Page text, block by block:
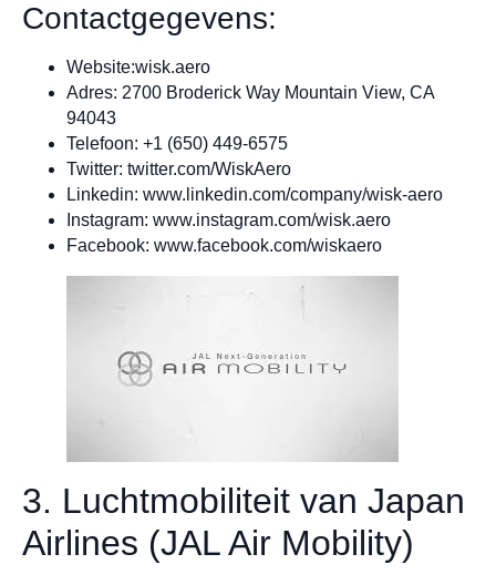
Contactgegevens:
Website:wisk.aero
Adres: 2700 Broderick Way Mountain View, CA
94043
Telefoon: +1 (650) 449-6575
Twitter: twitter.com/WiskAero
Linkedin: www.linkedin.com/company/wisk-aero
Instagram: www.instagram.com/wisk.aero
Facebook: www.facebook.com/wiskaero
3. Luchtmobiliteit van Japan
Airlines (JAL Air Mobility)